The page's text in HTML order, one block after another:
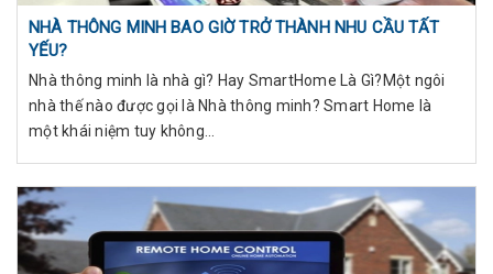
NHÀ THÔNG MINH BAO GIỜ TRỞ THÀNH NHU CẦU TẤT
YẾU?
Nhà thông minh là nhà gì? Hay SmartHome Là Gì?Một ngôi
nhà thế nào được gọi là Nhà thông minh? Smart Home là
một khái niệm tuy không...